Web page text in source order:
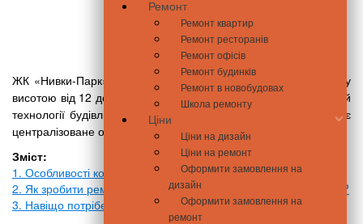
Ремонт
Ремонт квартир
Ремонт ресторанів
Ремонт офісів
Ремонт будинків
Ремонт в новобудовах
Школа ремонту
Ціни
Ціни на дизайн
Ціни на ремонт
Оформити замовлення на
дизайн
Оформити замовлення на
ремонт
інвестора
ЖК «Нивки-Парк» – це 12 добротних будинків комфорт класу
висотою від 12 до 16 поверхів. Зведені по монолітно-каркасній
технології будівлі утеплені мінеральною ватою. Комплекс має
централізоване опалення та налічує 2877 квартир.
Зміст:
1. Особливості комплексу
2. Як зробити ремонт квартири в ЖК «Нивки-Парк» за 2 місяці?
3. Навіщо потрібен дизайн квартири?